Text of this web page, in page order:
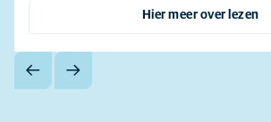
Hier meer over lezen